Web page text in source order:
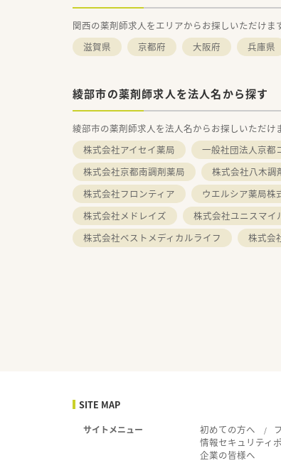
関西の薬剤師求人をエリアからお探しいただけま
滋賀県
京都府 大阪府 兵庫県
綾部市の薬剤師求人を法人名から探す
綾部市の薬剤師求人を法人名からお探しいただけ
株式会社アイセイ薬局
一般社団法人京都
株式会社京都南調剤薬局
株式会社八木調
株式会社フロンティア
ウエルシア薬局株
株式会社メドレイズ
株式会社ユニスマイ
株式会社ベストメディカルライフ
株式会
SITE MAP
サイトメニュー 初めての方へ
情報セキュリティ
企業の皆様へ